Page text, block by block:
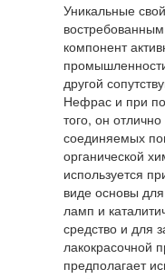
Уникальные
компонент
другой
Нефрас и при
того, он
соединяемых
органической
используется
виде основы
ламп и
средство и для
лакокрасочной
предполагает